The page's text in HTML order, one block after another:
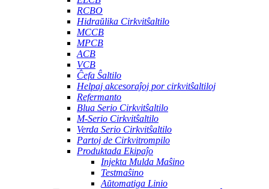
RCBO
Hidraŭlika Cirkvitŝaltilo
MCCB
MPCB
ACB
VCB
Ĉefa Ŝaltilo
Helpaj akcesoraĵoj por cirkvitŝaltiloj
Refermanto
Blua Serio Cirkvitŝaltilo
M-Serio Cirkvitŝaltilo
Verda Serio Cirkvitŝaltilo
Partoj de Cirkvitrompilo
Produktada Ekipaĵo
Injekta Mulda Maŝino
Testmaŝino
Aŭtomatiga Linio